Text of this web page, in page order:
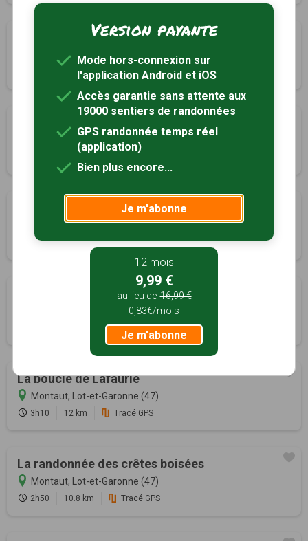
La balade de Saint-Chavit
Lougratte, Lot-et-Garonne (47)
5 km Tracé GPS
Sur les chemins de Monviel et Moulinet
Monbahus, Lot-et-Garonne (47)
Autour de la butte de la Vierge
Monbahus, Lot-et-Garonne (47)
4h15 16.6 km Tracé GPS
La balade du prieuré
Montaut, Lot-et-Garonne (47)
Tracé GPS
La boucle de Lafaurie
Montaut, Lot-et-Garonne (47)
3h10 12 km Tracé GPS
La randonnée des crêtes boisées
Montaut, Lot-et-Garonne (47)
2h50 10.8 km Tracé GPS
Version payante
Mode hors-connexion sur
l'application Android et iOS
Accès garantie sans attente aux
19000 sentiers de randonnées
GPS randonnée temps réel
(application)
Bien plus encore...
Je m'abonne
12 mois
9,99 €
au lieu de 16,99 €
0,83€/mois
Je m'abonne